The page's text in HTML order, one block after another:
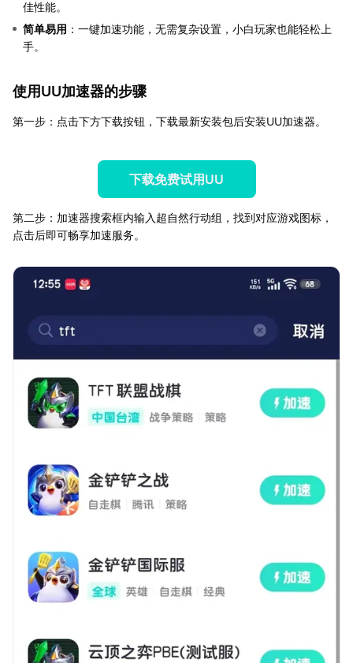
佳性能。
简单易用 ：一键加速功能，无需复杂设置，小白玩家也能轻松上
手。
使用UU加速器的步骤
第一步：点击下方下载按钮，下载最新安装包后安装UU加速器。
下载免费试用UU
第二步：加速器搜索框内输入超自然行动组，找到对应游戏图标，
点击后即可畅享加速服务。